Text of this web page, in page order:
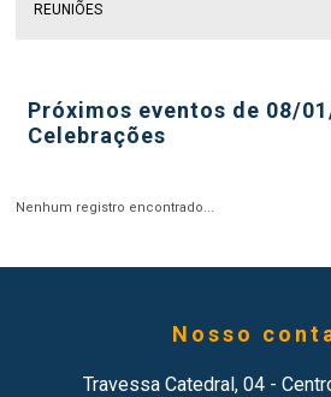
REUNIÕES
Próximos eventos de 08/
Celebrações
Nenhum registro encontrado...
Nosso
Travessa Catedral, 04 -